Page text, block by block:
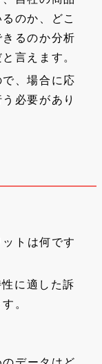
のか、どこ
るのか分析
言えます。
、場合に応
必要があり
トは何です
に適した訴
。